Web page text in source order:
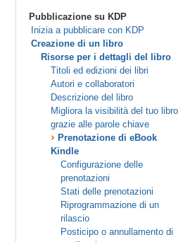
Pubblicazione su KDP
Inizia a pubblicare con KDP
Creazione di un libro
Risorse per i dettagli del libro
Titoli ed edizioni dei libri
Autori e collaboratori
Descrizione del libro
Migliora la visibilità del tuo libro
grazie alle parole chiave
Prenotazione di eBook
Kindle
Configurazione delle
prenotazioni
Stati delle prenotazioni
Riprogrammazione di un
rilascio
Posticipo o annullamento di